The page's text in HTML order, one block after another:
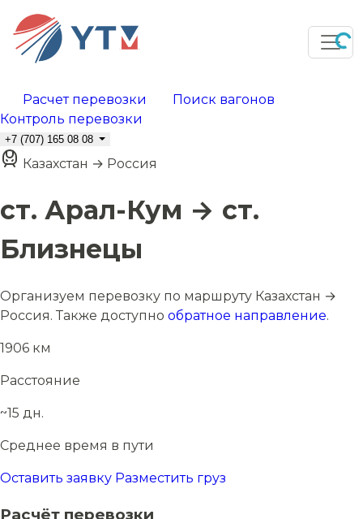
Расчет перевозки
Поиск вагонов
Контроль перевозки
+7 (707) 165 08 08
Казахстан → Россия
ст. Арал-Кум → ст.
Близнецы
Организуем перевозку по маршруту Казахстан →
Россия. Также доступно обратное направление.
1906 км
Расстояние
~15 дн.
Среднее время в пути
Оставить заявку Разместить груз
Расчёт перевозки